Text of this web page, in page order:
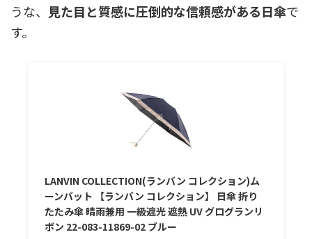
うな、
見た目と質感に圧倒的な信頼感がある日傘で
す。
LANVIN COLLECTION(ランバン コレクション)ム
ーンバット 【ランバン コレクション】 日傘 折り
たたみ傘 晴雨兼用 一級遮光 遮熱 UV グログランリ
ボン 22-083-11869-02 ブルー